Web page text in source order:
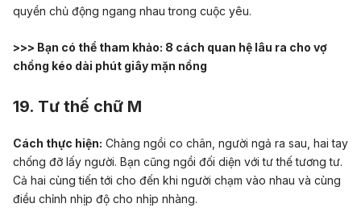
quyền chủ động ngang nhau trong cuộc yêu.
>>> Bạn có thể tham khảo: 8 cách quan hệ lâu ra cho vợ
chồng kéo dài phút giây mặn nồng
19. Tư thế chữ M
Cách thực hiện: Chàng ngồi co chân, người ngả ra sau, hai tay
chống đỡ lấy người. Bạn cũng ngồi đối diện với tư thế tương tư.
Cả hai cùng tiến tới cho đến khi người chạm vào nhau và cùng
điều chỉnh nhịp độ cho nhịp nhàng.